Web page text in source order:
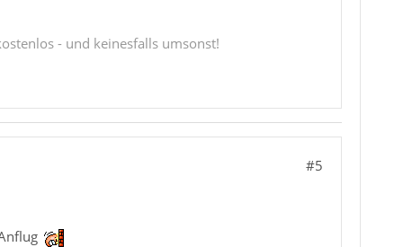
- und keinesfalls umsonst!
#5